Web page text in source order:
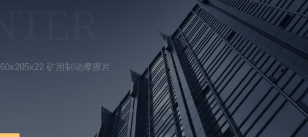
矿用制动摩擦片